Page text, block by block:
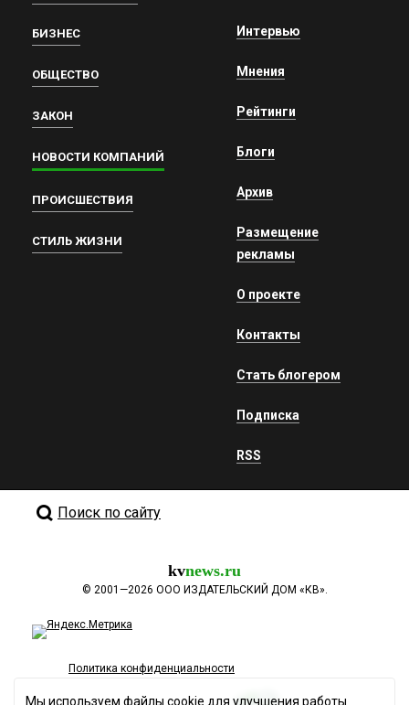
БИЗНЕС
ОБЩЕСТВО
ЗАКОН
НОВОСТИ КОМПАНИЙ
ПРОИСШЕСТВИЯ
СТИЛЬ ЖИЗНИ
Интервью
Мнения
Рейтинги
Блоги
Архив
Размещение
рекламы
О проекте
Контакты
Стать блогером
Подписка
RSS
Поиск по сайту
kvnews.ru
© 2001—2026 ООО ИЗДАТЕЛЬСКИЙ ДОМ «КВ».
Политика конфиденциальности
Мы используем файлы cookie для улучшения работы